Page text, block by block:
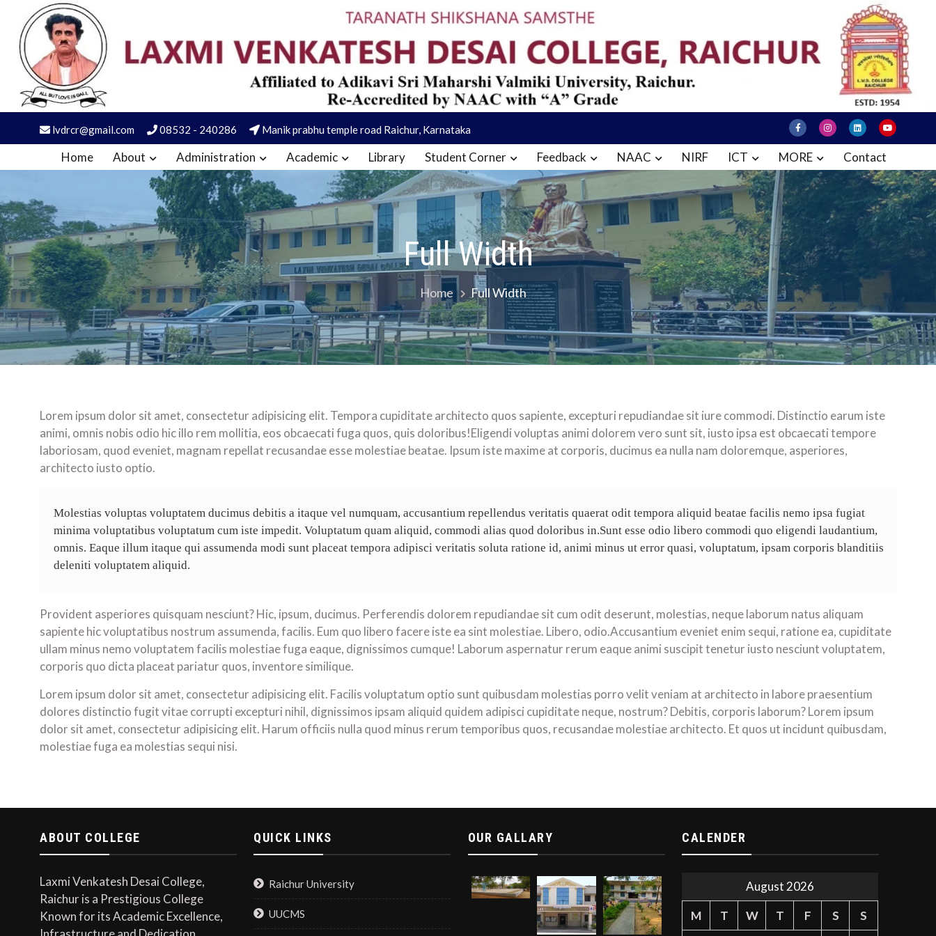
lvdrcr@gmail.com 08532 - 240286 Manik prabhu temple road Raichur, Karnataka
LVD COLLEGE RAICHUR
Home About Administration Academic Library Student Corner Feedback NAAC NIRF ICT MORE Contact
Full Width
Home Full Width
Lorem ipsum dolor sit amet, consectetur adipisicing elit. Tempora cupiditate architecto quos sapiente, excepturi repudiandae sit iure commodi. Distinctio earum iste
animi, omnis nobis odio hic illo rem mollitia, eos obcaecati fuga quos, quis doloribus!Eligendi voluptas animi dolorem vero sunt sit, iusto ipsa est obcaecati tempore
laboriosam, quod eveniet, magnam repellat recusandae esse molestiae beatae. Ipsum iste maxime at corporis, ducimus ea nulla nam doloremque, asperiores,
architecto iusto optio.
Molestias voluptas voluptatem ducimus debitis a itaque vel numquam, accusantium repellendus veritatis quaerat odit tempora aliquid beatae facilis nemo ipsa fugiat
minima voluptatibus voluptatum cum iste impedit. Voluptatum quam aliquid, commodi alias quod doloribus in.Sunt esse odio libero commodi quo eligendi laudantium,
omnis. Eaque illum itaque qui assumenda modi sunt placeat tempora adipisci veritatis soluta ratione id, animi minus ut error quasi, voluptatum, ipsam corporis blanditiis
deleniti voluptatem aliquid.
Provident asperiores quisquam nesciunt? Hic, ipsum, ducimus. Perferendis dolorem repudiandae sit cum odit deserunt, molestias, neque laborum natus aliquam
sapiente hic voluptatibus nostrum assumenda, facilis. Eum quo libero facere iste ea sint molestiae. Libero, odio.Accusantium eveniet enim sequi, ratione ea, cupiditate
ullam minus nemo voluptatem facilis molestiae fuga eaque, dignissimos cumque! Laborum aspernatur rerum eaque animi suscipit tenetur iusto nesciunt voluptatem,
corporis quo dicta placeat pariatur quos, inventore similique.
Lorem ipsum dolor sit amet, consectetur adipisicing elit. Facilis voluptatum optio sunt quibusdam molestias porro velit veniam at architecto in labore praesentium
dolores distinctio fugit vitae corrupti excepturi nihil, dignissimos ipsam aliquid quidem adipisci cupiditate neque, nostrum? Debitis, corporis laborum? Lorem ipsum
dolor sit amet, consectetur adipisicing elit. Harum officiis nulla quod minus rerum temporibus quos, recusandae molestiae architecto. Et quos ut incidunt quibusdam,
molestiae fuga ea molestias sequi nisi.
ABOUT COLLEGE
Laxmi Venkatesh Desai College,
Raichur is a Prestigious College
Known for its Academic Excellence,
QUICK LINKS
Raichur University
UUCMS
OUR GALLARY CALENDER
August 2026
M
T W T F S S